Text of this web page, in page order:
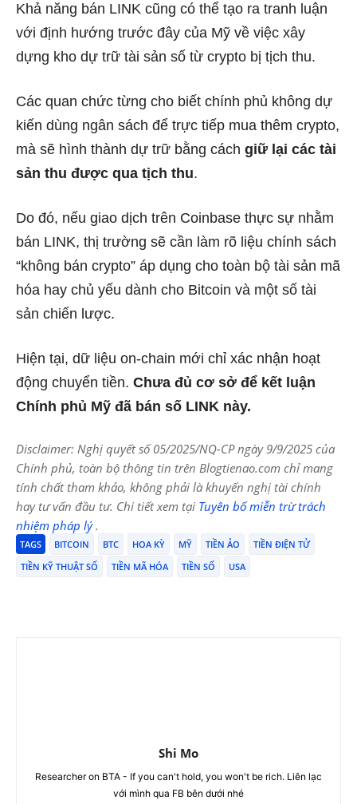
Khả năng bán LINK cũng có thể tạo ra tranh luận
với định hướng trước đây của Mỹ về việc xây
dựng kho dự trữ tài sản số từ crypto bị tịch thu.
Các quan chức từng cho biết chính phủ không dự
kiến dùng ngân sách để trực tiếp mua thêm crypto,
mà sẽ hình thành dự trữ bằng cách giữ lại các tài
sản thu được qua tịch thu.
Do đó, nếu giao dịch trên Coinbase thực sự nhằm
bán LINK, thị trường sẽ cần làm rõ liệu chính sách
“không bán crypto” áp dụng cho toàn bộ tài sản mã
hóa hay chủ yếu dành cho Bitcoin và một số tài
sản chiến lược.
Hiện tại, dữ liệu on-chain mới chỉ xác nhận hoạt
động chuyển tiền. Chưa đủ cơ sở để kết luận
Chính phủ Mỹ đã bán số LINK này.
Disclaimer: Nghị quyết số 05/2025/NQ-CP ngày 9/9/2025 của
Chính phủ, toàn bộ thông tin trên Blogtienao.com chỉ mang
tính chất tham khảo, không phải là khuyến nghị tài chính
hay tư vấn đầu tư. Chi tiết xem tại Tuyên bố miễn trừ trách
nhiệm pháp lý.
TAGS BITCOIN BTC HOA KỲ MỸ TIỀN ẢO
TIỀN ĐIỆN TỬ
TIỀN KỸ THUẬT SỐ
TIỀN MÃ HÓA TIỀN SỐ USA
Shi Mo
Researcher on BTA - If you can't hold, you won't be rich. Liên lạc
với mình qua FB bên dưới nhé